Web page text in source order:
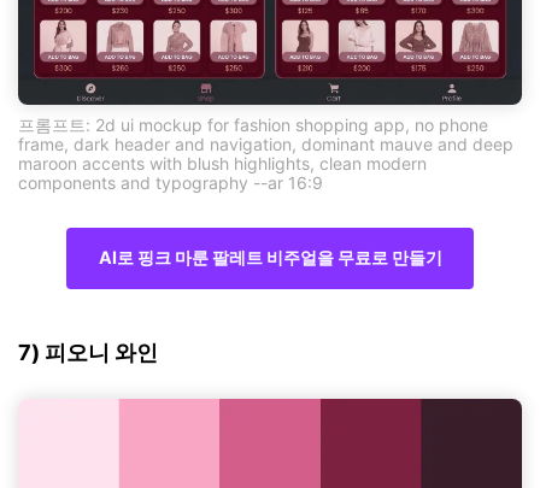
프롬프트: 2d ui mockup for fashion shopping app, no phone
frame, dark header and navigation, dominant mauve and deep
maroon accents with blush highlights, clean modern
components and typography --ar 16:9
AI로 핑크 마룬 팔레트 비주얼을 무료로 만들기
7) 피오니 와인